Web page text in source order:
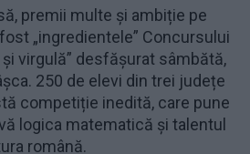
premii multe și ambiție pe
„ingredientele” Concursului
virgulă” desfășurat sâmbătă,
250 de elevi din trei județe
competiție inedită, care pune
logica matematică și talentul
română.